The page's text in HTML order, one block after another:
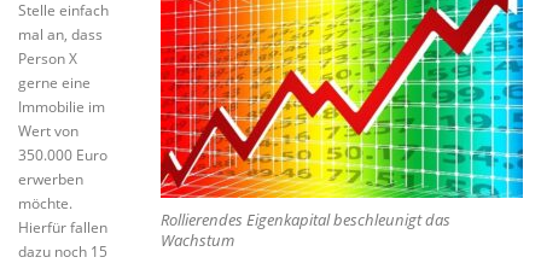
Rollierendes Eigenkapital beschleunigt das
Wachstum
Stelle einfach
mal an, dass
Person X
gerne eine
Immobilie im
Wert von
350.000 Euro
erwerben
möchte.
Hierfür fallen
dazu noch 15